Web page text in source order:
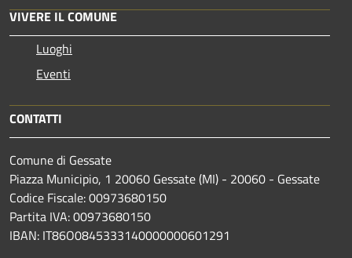
VIVERE IL COMUNE
Luoghi
Eventi
CONTATTI
Comune di Gessate
Piazza Municipio, 1 20060 Gessate (MI) - 20060 - Gessate
Codice Fiscale: 00973680150
Partita IVA: 00973680150
IBAN: IT86O0845333140000000601291